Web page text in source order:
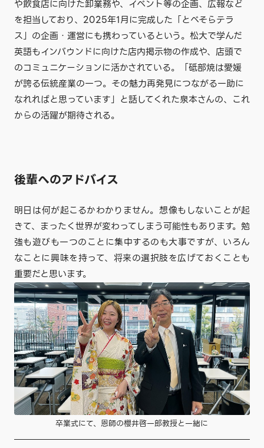
や飲食店に向けた卸業務や、イベント等の企画、広報など
を担当しており、2025年1月に完成した「とべそらテラ
ス」の企画・運営にも携わっているという。松大で学んだ
英語もインバウンドに向けた店内掲示物の作成や、店頭で
のコミュニケーションに活かされている。「砥部焼は愛媛
が誇る伝統産業の一つ。その魅力再発見につながる一助に
なれればと思っています」と話してくれた泉本さんの、これ
からの活躍が期待される。
後輩へのアドバイス
明日は何が起こるかわかりません。想像もしないことが起
きて、まったく世界が変わってしまう可能性もあります。勉
強も遊びも一つのことに集中するのも大事ですが、いろん
なことに興味を持って、将来の選択肢を広げておくことも
重要だと思います。
卒業式にて、恩師の櫻井啓一郎教授と一緒に